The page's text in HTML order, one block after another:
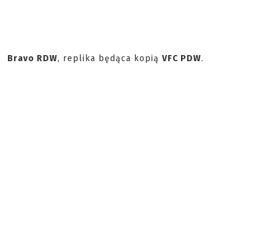
Bravo RDW, replika będąca kopią VFC PDW.